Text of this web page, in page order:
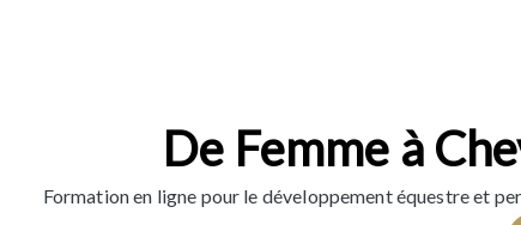
De Femme à
Formation en ligne pour le développement équestre et